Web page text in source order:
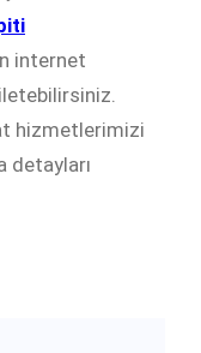
internet
hizmetlerimizi
detayları